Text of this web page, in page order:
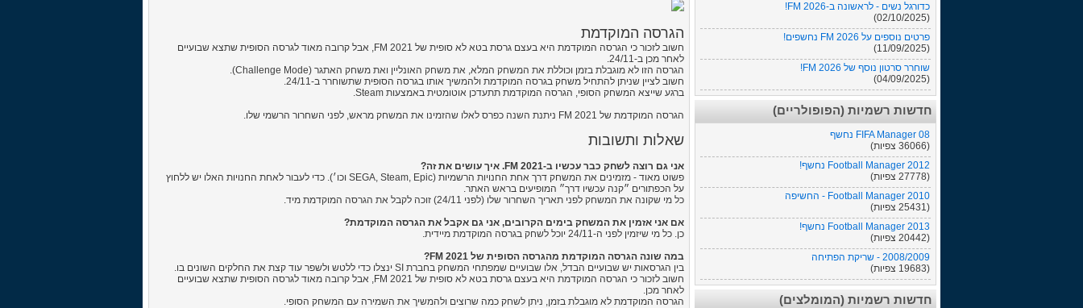
כדורגל נשים - לראשונה ב-FM 2026!
(02/10/2025)
פרטים נוספים על FM 2026 נחשפים!
(11/09/2025)
שוחרר סרטון נוסף של FM 2026!
(04/09/2025)
חדשות רשמיות (הפופולריים)
FIFA Manager 08 נחשף
(36066 צפיות)
Football Manager 2012 נחשף!
(27778 צפיות)
Football Manager 2010 - החשיפה
(25431 צפיות)
Football Manager 2013 נחשף!
(20442 צפיות)
2008/2009 - שריקת הפתיחה
(19683 צפיות)
חדשות רשמיות (המומלצים)
הגרסה המוקדמת
חשוב לזכור כי הגרסה המוקדמת היא בעצם גרסת בטא לא סופית של FM 2021, אבל קרובה מאוד לגרסה הסופית שתצא שבועיים
לאחר מכן ב-24/11.
הגרסה הזו לא מוגבלת בזמן וכוללת את המשחק המלא, את משחק האונליין ואת משחק האתגר (Challenge Mode).
חשוב לציין שניתן להתחיל משחק בגרסה המוקדמת ולהמשיך אותו בגרסה הסופית שתשוחרר ב-24/11.
ברגע שייצא המשחק הסופי, הגרסה המוקדמת תתעדכן אוטומטית באמצעות Steam.
הגרסה המוקדמת של FM 2021 ניתנת השנה כפרס לאלו שהזמינו את המשחק מראש, לפני השחרור הרשמי שלו.
שאלות ותשובות
אני גם רוצה לשחק כבר עכשיו ב-FM 2021. איך עושים את זה?
פשוט מאוד - מזמינים את המשחק דרך אחת החנויות הרשמיות (SEGA, Steam, Epic וכו׳). כדי לעבור לאחת החנויות האלו יש ללחוץ
על הכפתורים ״קנה עכשיו דרך״ המופיעים בראש האתר.
כל מי שקונה את המשחק לפני תאריך השחרור שלו (לפני 24/11) זוכה לקבל את הגרסה המוקדמת מיד.
אם אני אזמין את המשחק בימים הקרובים, אני גם אקבל את הגרסה המוקדמת?
כן. כל מי שיזמין לפני ה-24/11 יוכל לשחק בגרסה המוקדמת מיידית.
במה שונה הגרסה המוקדמת מהגרסה הסופית של FM 2021?
בין הגרסאות יש שבועיים הבדל, אלו שבועיים שמפתחי המשחק בחברת SI ינצלו כדי ללטש ולשפר עוד קצת את החלקים השונים בו.
חשוב לזכור כי הגרסה המוקדמת היא בעצם גרסת בטא לא סופית של FM 2021, אבל קרובה מאוד לגרסה הסופית שתצא שבועיים
לאחר מכן.
הגרסה המוקדמת לא מוגבלת בזמן, ניתן לשחק כמה שרוצים ולהמשיך את השמירה עם המשחק הסופי.